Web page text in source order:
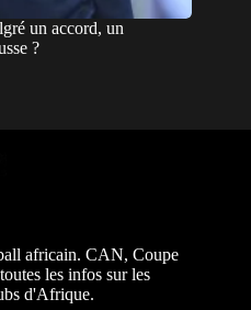
un accord, un
?
africain. CAN, Coupe
les infos sur les
d'Afrique.